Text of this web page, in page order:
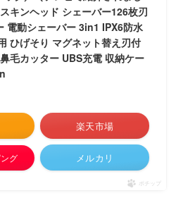
キンヘッド シェーバー126枚刃
電動シェーバー 3in1 IPX6防水
ひげそり マグネット替え刃付
毛カッター UBS充電 収納ケー
楽天市場
グ メルカリ
ポチップ